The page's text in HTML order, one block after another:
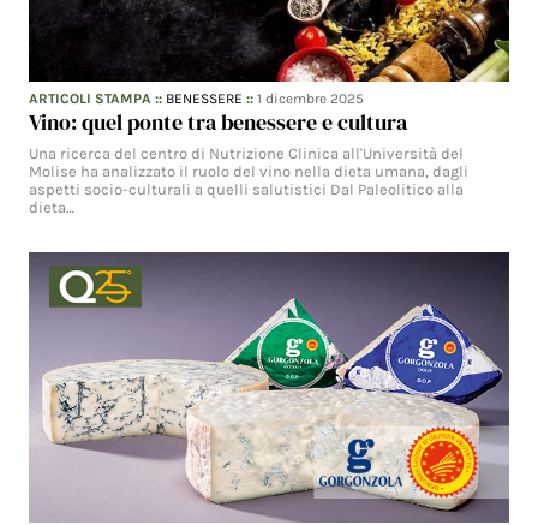
ARTICOLI STAMPA :: BENESSERE ::1 dicembre 2025
Vino: quel ponte tra benessere e cultura
Una ricerca del centro di Nutrizione Clinica all'Università del
Molise ha analizzato il ruolo del vino nella dieta umana, dagli
aspetti socio-culturali a quelli salutistici Dal Paleolitico alla
dieta…